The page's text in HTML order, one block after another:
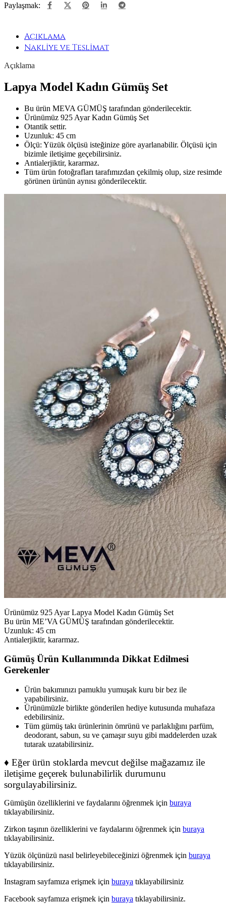
Paylaşmak:
Açıklama
Nakliye ve Teslimat
Açıklama
Lapya Model Kadın Gümüş Set
Bu ürün MEVA GÜMÜŞ tarafından gönderilecektir.
Ürünümüz 925 Ayar Kadın Gümüş Set
Otantik settir.
Uzunluk: 45 cm
Ölçü: Yüzük ölçüsü isteğinize göre ayarlanabilir. Ölçüsü için
bizimle iletişime geçebilirsiniz.
Antialerjiktir, kararmaz.
Tüm ürün fotoğrafları tarafımızdan çekilmiş olup, size resimde
görünen ürünün aynısı gönderilecektir.
Ürünümüz 925 Ayar Lapya Model Kadın Gümüş Set
Bu ürün ME’VA GÜMÜŞ tarafından gönderilecektir.
Uzunluk: 45 cm
Antialerjiktir, kararmaz.
Gümüş Ürün Kullanımında Dikkat Edilmesi
Gerekenler
Ürün bakımınızı pamuklu yumuşak kuru bir bez ile
yapabilirsiniz.
Ürünümüzle birlikte gönderilen hediye kutusunda muhafaza
edebilirsiniz.
Tüm gümüş takı ürünlerinin ömrünü ve parlaklığını parfüm,
deodorant, sabun, su ve çamaşır suyu gibi maddelerden uzak
tutarak uzatabilirsiniz.
♦ Eğer ürün stoklarda mevcut değilse mağazamız ile
iletişime geçerek bulunabilirlik durumunu
sorgulayabilirsiniz.
Gümüşün özelliklerini ve faydalarını öğrenmek için buraya
tıklayabilirsiniz.
Zirkon taşının özelliklerini ve faydalarını öğrenmek için buraya
tıklayabilirsiniz.
Yüzük ölçünüzü nasıl belirleyebileceğinizi öğrenmek için buraya
tıklayabilirsiniz.
Instagram sayfamıza erişmek için buraya tıklayabilirsiniz
Facebook sayfamıza erişmek için buraya tıklayabilirsiniz.